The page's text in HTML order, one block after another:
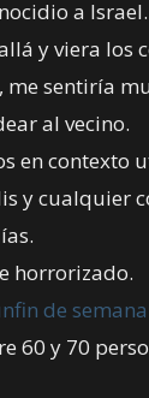
a Israel.
y viera los
sentiría
al vecino.
en contexto
y cualquier
horrorizado.
de
60 y 70